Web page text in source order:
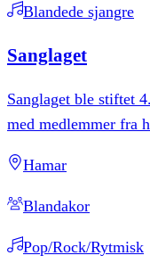
Blandede sjangre
Sanglaget
Sanglaget ble stiftet
med medlemmer fra
Hamar
Blandakor
Pop/Rock/Rytmisk